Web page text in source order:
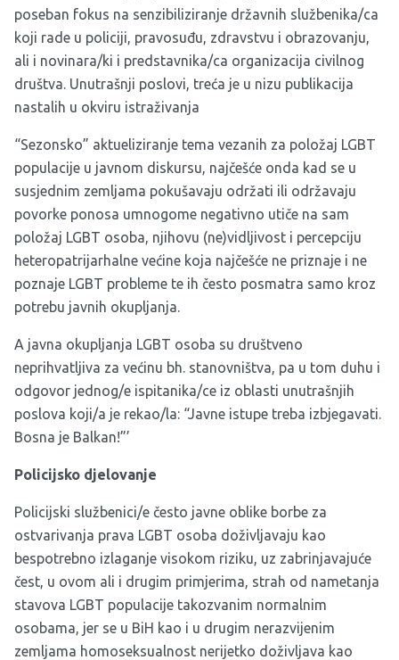
poseban fokus na senzibiliziranje državnih službenika/ca
koji rade u policiji, pravosuđu, zdravstvu i obrazovanju,
ali i novinara/ki i predstavnika/ca organizacija civilnog
društva. Unutrašnji poslovi, treća je u nizu publikacija
nastalih u okviru istraživanja
“Sezonsko” aktueliziranje tema vezanih za položaj LGBT
populacije u javnom diskursu, najčešće onda kad se u
susjednim zemljama pokušavaju održati ili održavaju
povorke ponosa umnogome negativno utiče na sam
položaj LGBT osoba, njihovu (ne)vidljivost i percepciju
heteropatrijarhalne većine koja najčešće ne priznaje i ne
poznaje LGBT probleme te ih često posmatra samo kroz
potrebu javnih okupljanja.
A javna okupljanja LGBT osoba su društveno
neprihvatljiva za većinu bh. stanovništva, pa u tom duhu i
odgovor jednog/e ispitanika/ce iz oblasti unutrašnjih
poslova koji/a je rekao/la: “Javne istupe treba izbjegavati.
Bosna je Balkan!”’
Policijsko djelovanje
Policijski službenici/e često javne oblike borbe za
ostvarivanja prava LGBT osoba doživljavaju kao
bespotrebno izlaganje visokom riziku, uz zabrinjavajuće
čest, u ovom ali i drugim primjerima, strah od nametanja
stavova LGBT populacije takozvanim normalnim
osobama, jer se u BiH kao i u drugim nerazvijenim
zemljama homoseksualnost nerijetko doživljava kao